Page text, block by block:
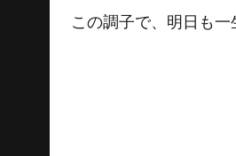
この調子で、明日も